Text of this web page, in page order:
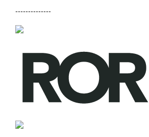
--------------